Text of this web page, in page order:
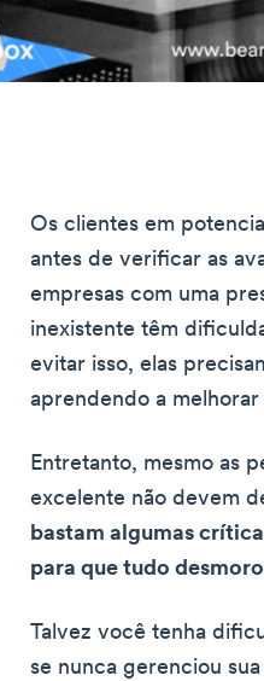
Os clientes em
antes de verificar as
empresas com uma
inexistente têm
evitar isso, elas
aprendendo a
Entretanto, mesmo as
excelente não devem
bastam algumas
para que tudo
Talvez você tenha
se nunca gerenciou